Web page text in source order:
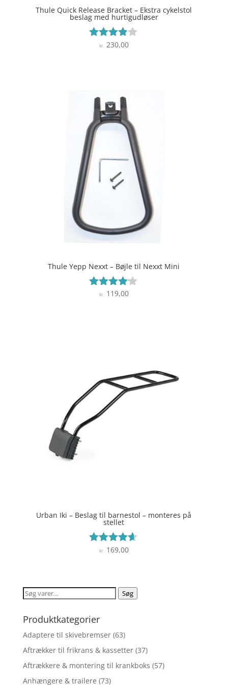
Thule Quick Release Bracket – Ekstra cykelstol
beslag med hurtigudløser
Vurderet
kr. 230,00
Thule Yepp Nexxt – Bøjle til Nexxt Mini
Vurderet
kr.119,00
Urban Iki – Beslag til barnestol – monteres på
stellet
Vurderet
kr.169,00
Søg
Søg
Produktkategorier
Adaptere til skivebremser (63)
Aftrækker til frikrans & kassetter (37)
Aftrækkere & montering til krankboks (57)
Anhængere & trailere (73)